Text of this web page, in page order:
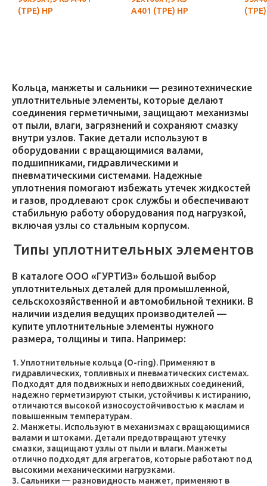
(ТРЕ) НР
А401 (ТРЕ) НР
Кольца, манжеты и сальники — резинотехнические
уплотнительные элементы, которые делают
соединения герметичными, защищают механизмы
от пыли, влаги, загрязнений и сохраняют смазку
внутри узлов. Такие детали используют в
оборудовании с вращающимися валами,
подшипниками, гидравлическими и
пневматическими системами. Надежные
уплотнения помогают избежать утечек жидкостей
и газов, продлевают срок службы и обеспечивают
стабильную работу оборудования под нагрузкой,
включая узлы со стальным корпусом.
Типы уплотнительных элементов
В каталоге ООО «ГУРТИЗ» большой выбор
уплотнительных деталей для промышленной,
сельскохозяйственной и автомобильной техники. В
наличии изделия ведущих производителей —
купите уплотнительные элементы нужного
размера, толщины и типа. Например:
Уплотнительные кольца (O-ring). Применяют в
гидравлических, топливных и пневматических системах.
Подходят для подвижных и неподвижных соединений,
надежно герметизируют стыки, устойчивы к истиранию,
отличаются высокой износоустойчивостью к маслам и
повышенным температурам.
Манжеты. Используют в механизмах с вращающимися
валами и штоками. Детали предотвращают утечку
смазки, защищают узлы от пыли и влаги. Манжеты
отлично подходят для агрегатов, которые работают под
высокими механическими нагрузками.
Сальники — разновидность манжет, применяют в